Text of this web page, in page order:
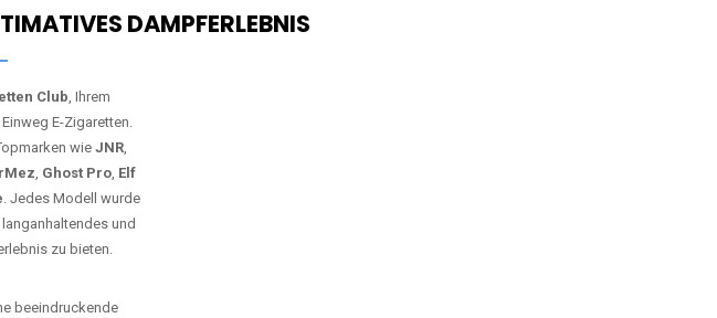
DAMPFERLEBNIS
Club, Ihrem
E-Zigaretten.
wie JNR,
, Ghost Pro, Elf
. Jedes Modell wurde
und
zu bieten.
beeindruckende